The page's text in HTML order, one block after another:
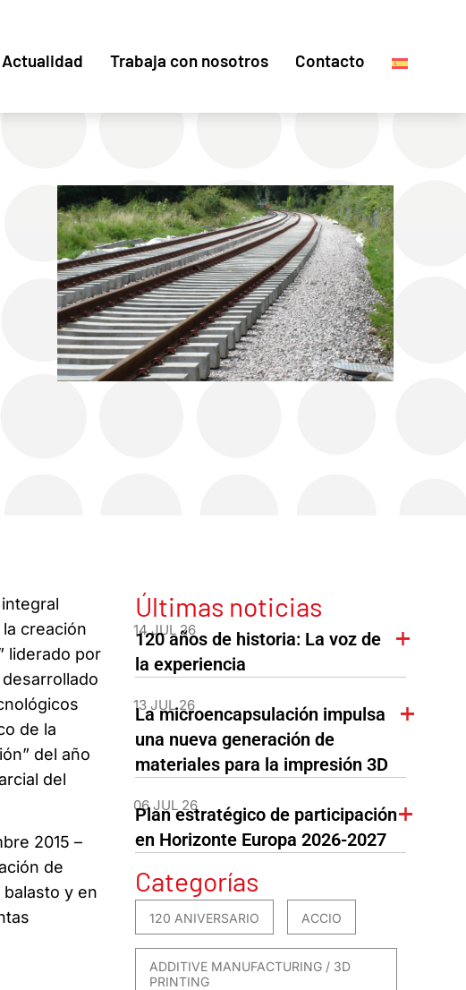
Actualidad Trabaja con nosotros Contacto
creación
liderado por
de la
del año
del
2015 –
de
y en
Últimas noticias
14 JUL 26
120 años de historia: La voz de
la experiencia
13 JUL 26
La microencapsulación impulsa
una nueva generación de
materiales para la impresión 3D
06 JUL 26
Plan estratégico de participación
en Horizonte Europa 2026-2027
Categorías
120 ANIVERSARIO ACCIO
ADDITIVE MANUFACTURING / 3D
PRINTING